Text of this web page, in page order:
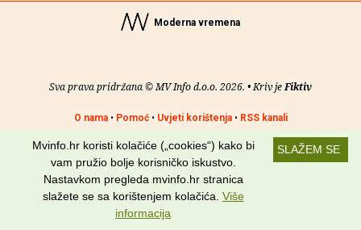
Moderna vremena
Sva prava pridržana © MV Info d.o.o. 2026. • Kriv jeFiktiv
O nama• Pomoć• Uvjeti korištenja• RSS kanali
Potraži nas na: SLAŽEM SE
Mvinfo.hr koristi kolačiće („cookies“) kako bi
vam pružio bolje korisničko iskustvo.
Nastavkom pregleda mvinfo.hr stranica
slažete se sa korištenjem kolačića. Više
informacija